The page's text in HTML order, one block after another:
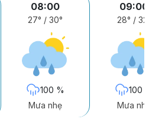
08:00
27° / 30°
100 %
Mưa nhẹ
09:00
28° / 32°
100 %
Mưa nhẹ